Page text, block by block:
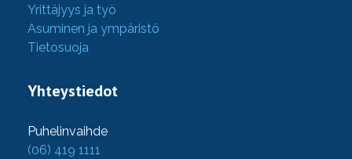
Yrittäjyys ja työ
Asuminen ja ympäristö
Tietosuoja
Yhteystiedot
Puhelinvaihde
(06) 419 1111